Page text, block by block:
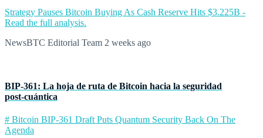
Strategy Pauses Bitcoin Buying As Cash Reserve Hits $3.225B -
Read the full analysis.
NewsBTC Editorial Team 2 weeks ago
BIP‑361: La hoja de ruta de Bitcoin hacia la seguridad
post‑cuántica
# Bitcoin BIP-361 Draft Puts Quantum Security Back On The
Agenda